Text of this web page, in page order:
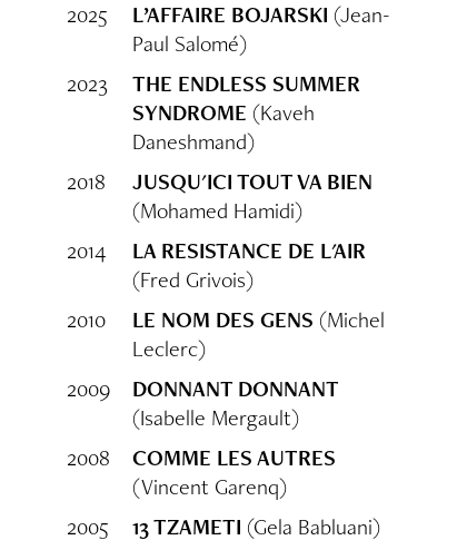
2025
L’AFFAIRE BOJARSKI (Jean-
Paul Salomé)
2023
THE ENDLESS SUMMER
SYNDROME (Kaveh
Daneshmand)
2018
JUSQU'ICI TOUT VA BIEN
(Mohamed Hamidi)
2014
LA RESISTANCE DE L'AIR
(Fred Grivois)
2010
LE NOM DES GENS (Michel
Leclerc)
2009
DONNANT DONNANT
(Isabelle Mergault)
2008
COMME LES AUTRES
(Vincent Garenq)
2005
13 TZAMETI (Gela Babluani)